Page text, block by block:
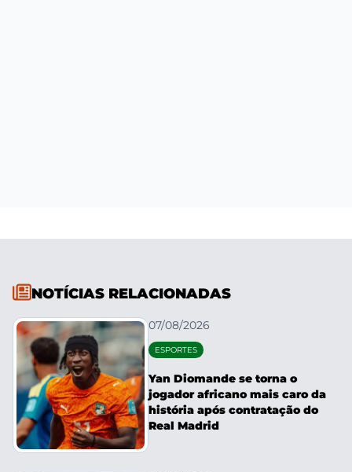
NOTÍCIAS RELACIONADAS
07/08/2026
ESPORTES
Yan Diomande se torna o
jogador africano mais caro da
história após contratação do
Real Madrid